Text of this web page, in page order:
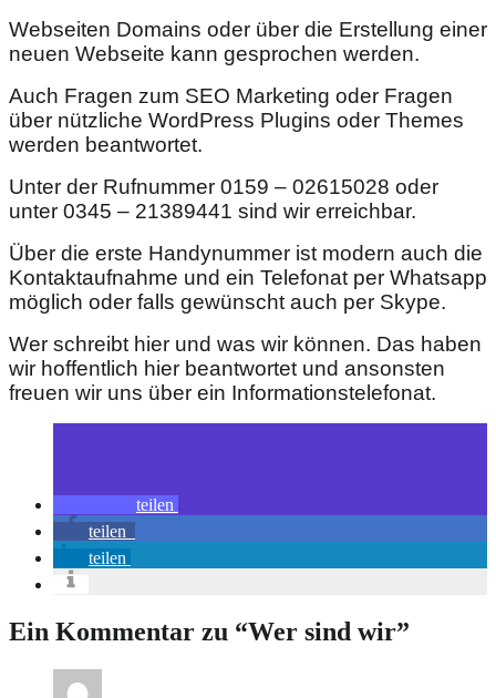
Webseiten Domains oder über die Erstellung einer
neuen Webseite kann gesprochen werden.
Auch Fragen zum SEO Marketing oder Fragen
über nützliche WordPress Plugins oder Themes
werden beantwortet.
Unter der Rufnummer 0159 – 02615028 oder
unter 0345 – 21389441 sind wir erreichbar.
Über die erste Handynummer ist modern auch die
Kontaktaufnahme und ein Telefonat per Whatsapp
möglich oder falls gewünscht auch per Skype.
Wer schreibt hier und was wir können. Das haben
wir hoffentlich hier beantwortet und ansonsten
freuen wir uns über ein Informationstelefonat.
teilen
teilen
teilen
Ein Kommentar zu “Wer sind wir”